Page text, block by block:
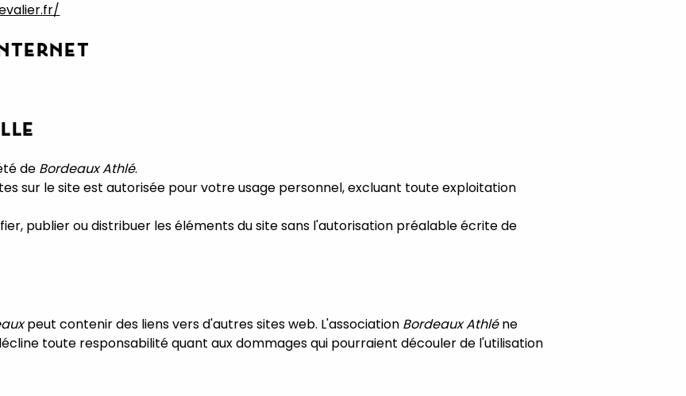
de Bordeaux Athlé.
sur le site est autorisée pour votre usage personnel, excluant toute exploitation
publier ou distribuer les éléments du site sans l'autorisation préalable écrite de
peut contenir des liens vers d'autres sites web. L'association Bordeaux Athléne
toute responsabilité quant aux dommages qui pourraient découler de l'utilisation